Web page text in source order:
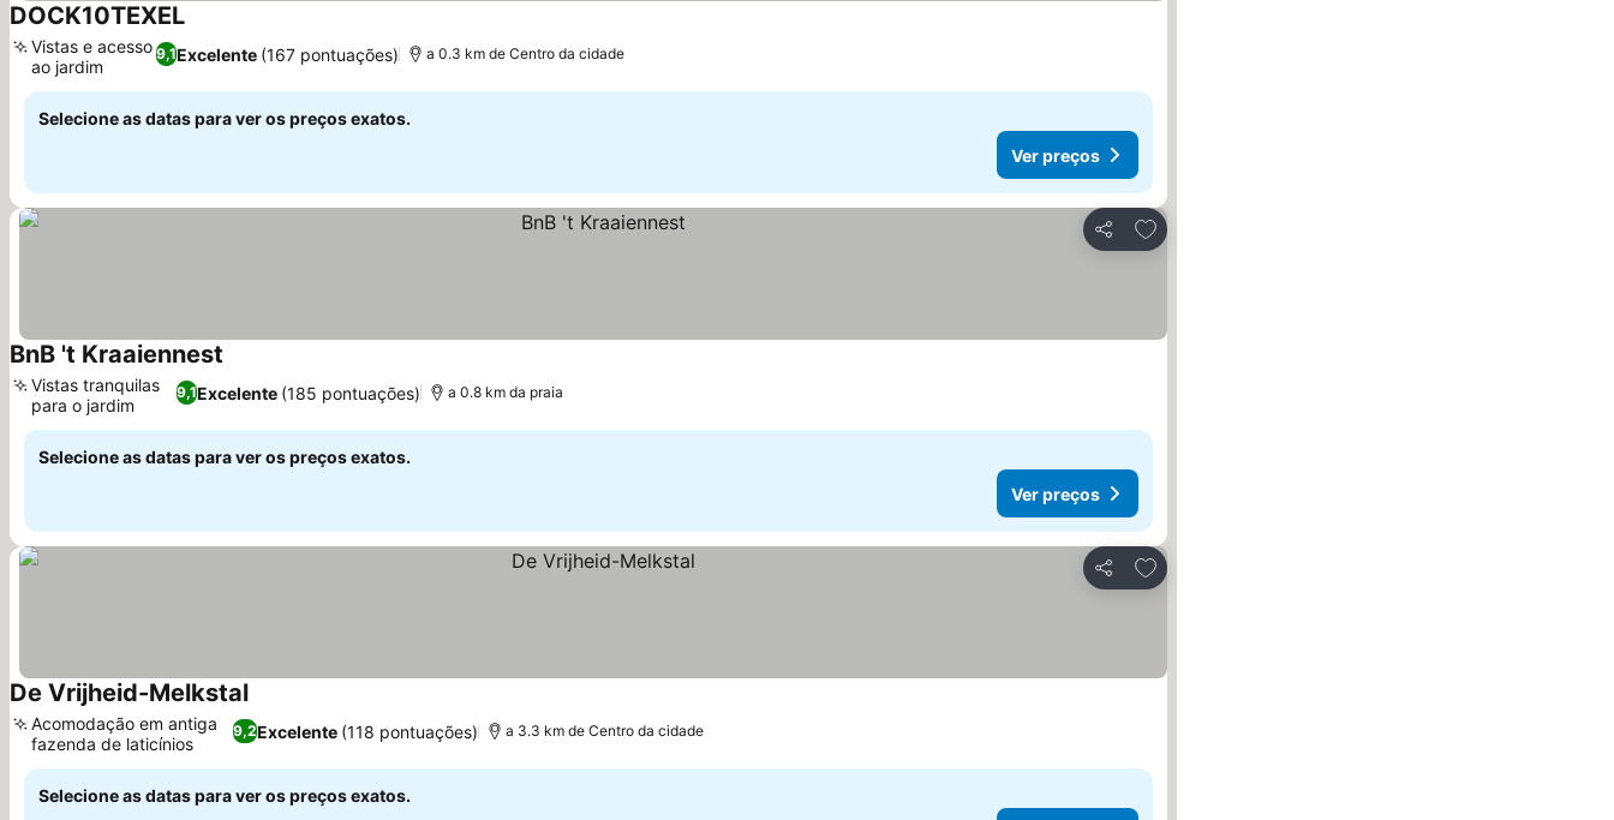
DOCK10TEXELVer preços
9,1Excelente (167 pontuações)
Vistas e acesso
ao jardim
a 0.3 km de Centro da cidade
Selecione as datas para ver os preços exatos.
Ver preços
Partilhar
Adicionar aos favoritos
BnB 't Kraaiennest
9,1Excelente (185 pontuações)
Vistas tranquilas
para o jardim
a 0.8 km da praia
Selecione as datas para ver os preços exatos.
Ver preços
Partilhar
Adicionar aos favoritos
De Vrijheid-MelkstalVer preços
9,2Excelente (118 pontuações)
Acomodação em antiga
fazenda de laticínios
a 3.3 km de Centro da cidade
Selecione as datas para ver os preços exatos.